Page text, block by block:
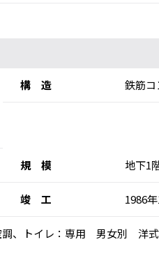
構 造 鉄筋
規 模 地下1
竣 工 1986
調、トイレ：専用 男女別 洋式